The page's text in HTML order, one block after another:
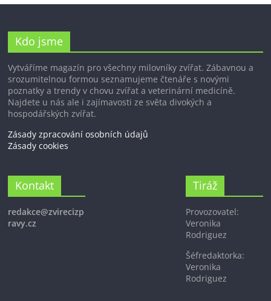
Kdo jsme
Vytváříme magazín pro všechny milovníky zvířat. Zábavnou a
srozumitelnou formou seznamujeme čtenáře s novými
poznatky a trendy v chovu zvířat a veterinární medicíně.
Najdete u nás ale i zajímavosti ze světa divokých a
hospodářských zvířat.
Zásady zpracování osobních údajů
Zásady cookies
Kontakt
redakce@zvirecizp
ravy.cz
Tiráž
Provozovatel:
Veronika
Rodriguez
Šéfredaktorka:
Veronika
Rodriguez